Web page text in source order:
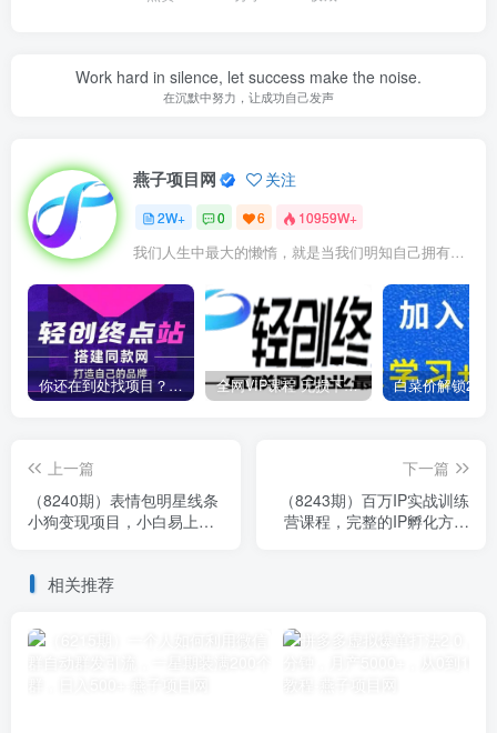
Work hard in silence, let success make the noise.
在沉默中努力，让成功自己发声
燕子项目网 关注
2W+ 0 6 10959W+
我们人生中最大的懒惰，就是当我们明知自己拥有作出选择的能力，却不去主动改变而是放任它的生活态度
你还在到处找项目？还在当韭菜？我靠卖项目一个月收入5万+，曾经我也是个失败者。 全网VIP课程 无损下载~
上一篇
（8240期）表情包明星线条
小狗变现项目，小白易上手
下一篇
（8243期）百万IP实战训练
营课程，完整的IP孵化方法
相关推荐